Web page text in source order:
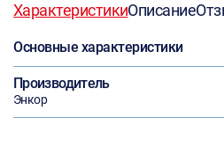
ХарактеристикиОписание
Основные характеристики
Производитель
Энкор